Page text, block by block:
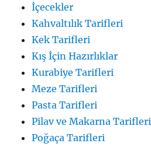
İçecekler
Kahvaltılık Tarifleri
Kek Tarifleri
Kış İçin Hazırlıklar
Kurabiye Tarifleri
Meze Tarifleri
Pasta Tarifleri
Pilav ve Makarna Tarifleri
Poğaça Tarifleri